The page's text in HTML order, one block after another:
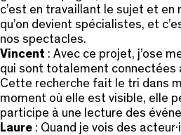
c’est en travaillant le sujet et en
qu’on devient spécialistes, et
nos spectacles.
Vincent : Avec ce projet, j’ose
qui sont totalement connectées
Cette recherche fait le tri dans
moment où elle est visible, elle
participe à une lecture des
Laure : Quand je vois des